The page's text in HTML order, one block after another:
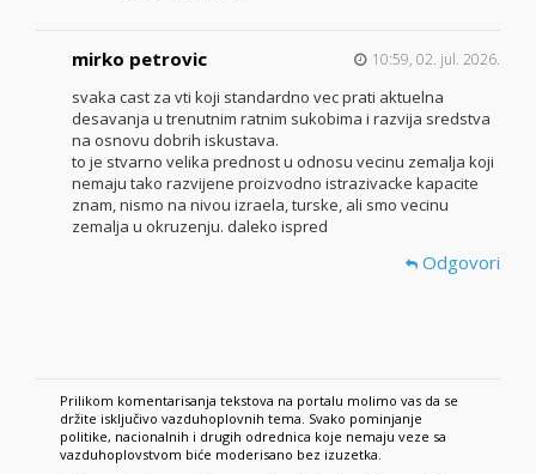
mirko petrovic 10:59, 02. jul. 2026.
svaka cast za vti koji standardno vec prati aktuelna
desavanja u trenutnim ratnim sukobima i razvija sredstva
na osnovu dobrih iskustava.
to je stvarno velika prednost u odnosu vecinu zemalja koji
nemaju tako razvijene proizvodno istrazivacke kapacite
znam, nismo na nivou izraela, turske, ali smo vecinu
zemalja u okruzenju. daleko ispred
Odgovori
Prilikom komentarisanja tekstova na portalu molimo vas da se
držite isključivo vazduhoplovnih tema. Svako pominjanje
politike, nacionalnih i drugih odrednica koje nemaju veze sa
vazduhoplovstvom biće moderisano bez izuzetka.